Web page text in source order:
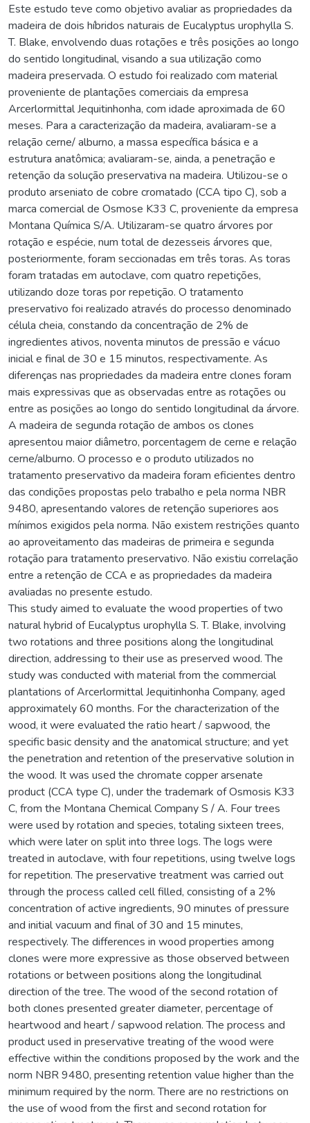
Este estudo teve como objetivo avaliar as propriedades da
madeira de dois híbridos naturais de Eucalyptus urophylla S.
T. Blake, envolvendo duas rotações e três posições ao longo
do sentido longitudinal, visando a sua utilização como
madeira preservada. O estudo foi realizado com material
proveniente de plantações comerciais da empresa
Arcerlormittal Jequitinhonha, com idade aproximada de 60
meses. Para a caracterização da madeira, avaliaram-se a
relação cerne/ alburno, a massa específica básica e a
estrutura anatômica; avaliaram-se, ainda, a penetração e
retenção da solução preservativa na madeira. Utilizou-se o
produto arseniato de cobre cromatado (CCA tipo C), sob a
marca comercial de Osmose K33 C, proveniente da empresa
Montana Química S/A. Utilizaram-se quatro árvores por
rotação e espécie, num total de dezesseis árvores que,
posteriormente, foram seccionadas em três toras. As toras
foram tratadas em autoclave, com quatro repetições,
utilizando doze toras por repetição. O tratamento
preservativo foi realizado através do processo denominado
célula cheia, constando da concentração de 2% de
ingredientes ativos, noventa minutos de pressão e vácuo
inicial e final de 30 e 15 minutos, respectivamente. As
diferenças nas propriedades da madeira entre clones foram
mais expressivas que as observadas entre as rotações ou
entre as posições ao longo do sentido longitudinal da árvore.
A madeira de segunda rotação de ambos os clones
apresentou maior diâmetro, porcentagem de cerne e relação
cerne/alburno. O processo e o produto utilizados no
tratamento preservativo da madeira foram eficientes dentro
das condições propostas pelo trabalho e pela norma NBR
9480, apresentando valores de retenção superiores aos
mínimos exigidos pela norma. Não existem restrições quanto
ao aproveitamento das madeiras de primeira e segunda
rotação para tratamento preservativo. Não existiu correlação
entre a retenção de CCA e as propriedades da madeira
avaliadas no presente estudo.
This study aimed to evaluate the wood properties of two
natural hybrid of Eucalyptus urophylla S. T. Blake, involving
two rotations and three positions along the longitudinal
direction, addressing to their use as preserved wood. The
study was conducted with material from the commercial
plantations of Arcerlormittal Jequitinhonha Company, aged
approximately 60 months. For the characterization of the
wood, it were evaluated the ratio heart / sapwood, the
specific basic density and the anatomical structure; and yet
the penetration and retention of the preservative solution in
the wood. It was used the chromate copper arsenate
product (CCA type C), under the trademark of Osmosis K33
C, from the Montana Chemical Company S / A. Four trees
were used by rotation and species, totaling sixteen trees,
which were later on split into three logs. The logs were
treated in autoclave, with four repetitions, using twelve logs
for repetition. The preservative treatment was carried out
through the process called cell filled, consisting of a 2%
concentration of active ingredients, 90 minutes of pressure
and initial vacuum and final of 30 and 15 minutes,
respectively. The differences in wood properties among
clones were more expressive as those observed between
rotations or between positions along the longitudinal
direction of the tree. The wood of the second rotation of
both clones presented greater diameter, percentage of
heartwood and heart / sapwood relation. The process and
product used in preservative treating of the wood were
effective within the conditions proposed by the work and the
norm NBR 9480, presenting retention value higher than the
minimum required by the norm. There are no restrictions on
the use of wood from the first and second rotation for